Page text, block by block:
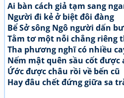
Ai bàn cách giả tạm sang
Người đi kẻ ở biệt đôi đàng
Bể Sở sông Ngô người dấn
Tằm tơ một nỗi chẳng riêng
Tha phương nghĩ có nhiều
Nếm mật quên sầu cốt được
Ứớc được châu rồi về bến cũ
Hay đâu chết đứng giữa sa